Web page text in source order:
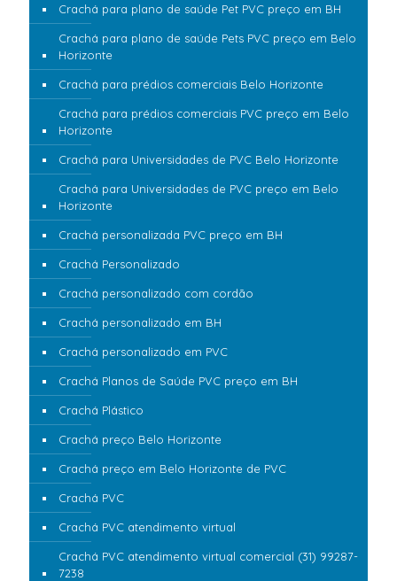
Crachá para plano de saúde Pet PVC preço em BH
Crachá para plano de saúde Pets PVC preço em Belo
Horizonte
Crachá para prédios comerciais Belo Horizonte
Crachá para prédios comerciais PVC preço em Belo
Horizonte
Crachá para Universidades de PVC Belo Horizonte
Crachá para Universidades de PVC preço em Belo
Horizonte
Crachá personalizada PVC preço em BH
Crachá Personalizado
Crachá personalizado com cordão
Crachá personalizado em BH
Crachá personalizado em PVC
Crachá Planos de Saúde PVC preço em BH
Crachá Plástico
Crachá preço Belo Horizonte
Crachá preço em Belo Horizonte de PVC
Crachá PVC
Crachá PVC atendimento virtual
Crachá PVC atendimento virtual comercial (31) 99287-
7238